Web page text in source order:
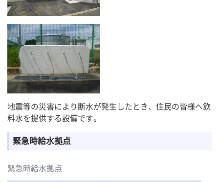
地震等の災害により断水が発生したとき、住民の皆様へ飲
料水を提供する設備です。
緊急時給水拠点
緊急時給水拠点